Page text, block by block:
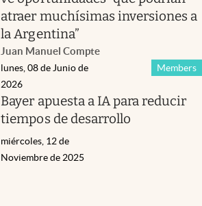
atraer muchísimas inversiones a
la Argentina”
Juan Manuel Compte
Members
lunes, 08 de Junio de
2026
Bayer apuesta a IA para reducir
tiempos de desarrollo
miércoles, 12 de
Noviembre de 2025